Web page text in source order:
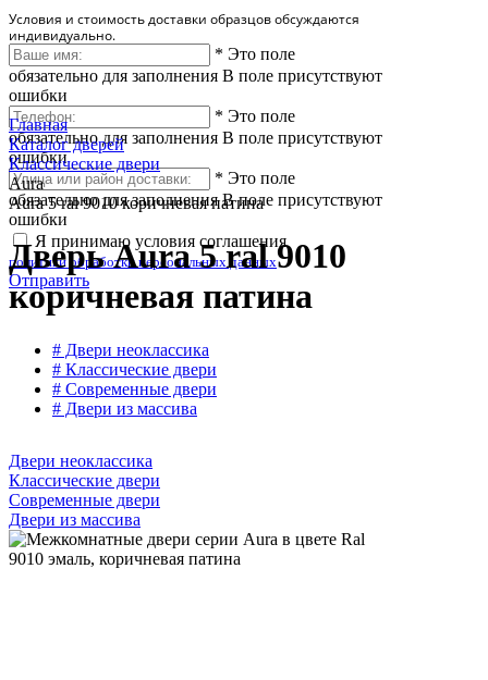
Условия и стоимость доставки образцов обсуждаются
индивидуально.
* Это поле
обязательно для заполнения В поле присутствуют
ошибки
* Это поле
обязательно для заполнения В поле присутствуют
ошибки
* Это поле
обязательно для заполнения В поле присутствуют
ошибки
Я принимаю условия соглашения
политики обработки персональных данных
Отправить
Главная
Каталог дверей
Классические двери
Aura
Aura 5 ral 9010 коричневая патина
Дверь Aura 5 ral 9010
коричневая патина
# Двери неоклассика
# Классические двери
# Современные двери
# Двери из массива
Двери неоклассика
Классические двери
Современные двери
Двери из массива